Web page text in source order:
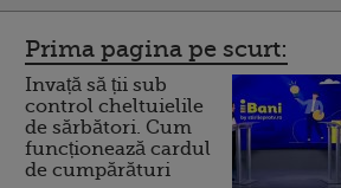
Prima pagina pe scurt:
Invață să ții sub
control cheltuielile
de sărbători. Cum
funcționează cardul
de cumpărături